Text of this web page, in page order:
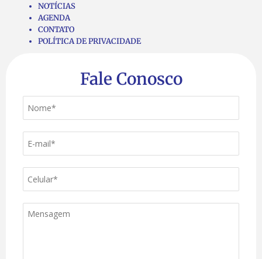
NOTÍCIAS
AGENDA
CONTATO
POLÍTICA DE PRIVACIDADE
Fale Conosco